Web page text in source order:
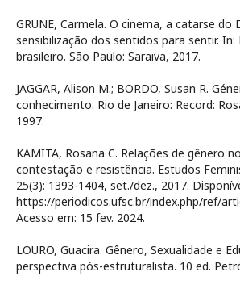
GRUNE, Carmela. O cinema, a catarse do
sensibilização dos sentidos para sentir.
brasileiro. São Paulo: Saraiva, 2017.
JAGGAR, Alison M.; BORDO, Susan R.
conhecimento. Rio de Janeiro: Record:
1997.
KAMITA, Rosana C. Relações de gênero
contestação e resistência. Estudos
25(3): 1393-1404, set./dez., 2017.
https://periodicos.ufsc.br/index.php/ref/
Acesso em: 15 fev. 2024.
LOURO, Guacira. Gênero, Sexualidade e
perspectiva pós-estruturalista. 10 ed.